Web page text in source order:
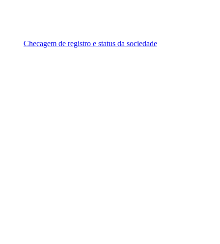
Checagem de registro e status da sociedade